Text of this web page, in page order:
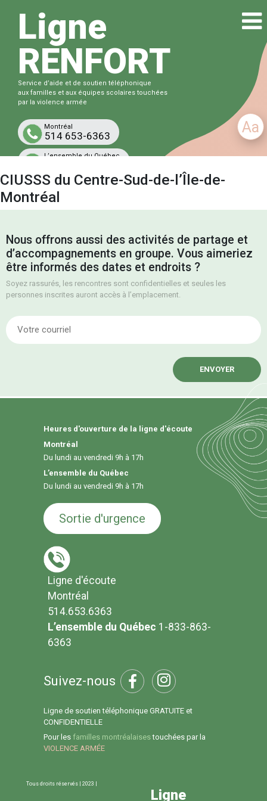
Aa
Ligne
RENFORT
Service d’aide et de soutien téléphonique
aux familles et aux équipes scolaires touchées
par la violence armée
Montréal
514 653-6363
L’ensemble du Québec
Gratuit et confidentiel
CIUSSS du Centre-Sud-de-l’Île-de-
Montréal
Nous offrons aussi des activités de partage et
d’accompagnements en groupe. Vous aimeriez
être informés des dates et endroits ?
Soyez rassurés, les rencontres sont confidentielles et seules les
personnes inscrites auront accès à l’emplacement.
Heures d'ouverture de la ligne d'écoute
Montréal
Du lundi au vendredi 9h à 17h
L’ensemble du Québec
Du lundi au vendredi 9h à 17h
Sortie d'urgence
Ligne d'écoute
Montréal
514.653.6363
L’ensemble du Québec 1-833-863-
6363
Suivez-nous
Ligne de soutien téléphonique GRATUITE et
CONFIDENTIELLE
Pour les familles montréalaisestouchées par la
VIOLENCE ARMÉE
Tous droits réservés | 2023 |
Ligne